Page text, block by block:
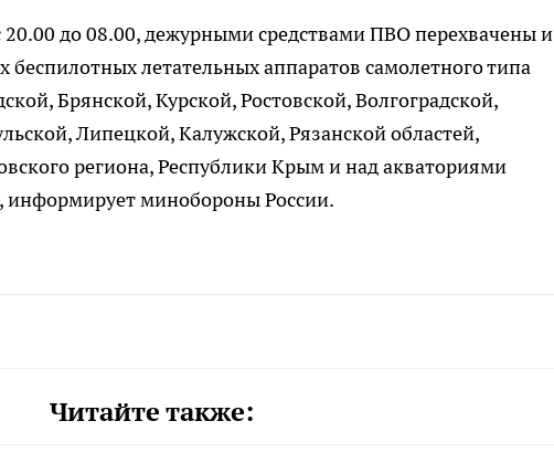
20.00 до 08.00, дежурными средствами ПВО перехвачены и
летательных аппаратов самолетного типа
Брянской, Курской, Ростовской, Волгоградской,
Липецкой, Калужской, Рязанской областей,
региона, Республики Крым и над акваториями
информирует минобороны России.
Читайте также: